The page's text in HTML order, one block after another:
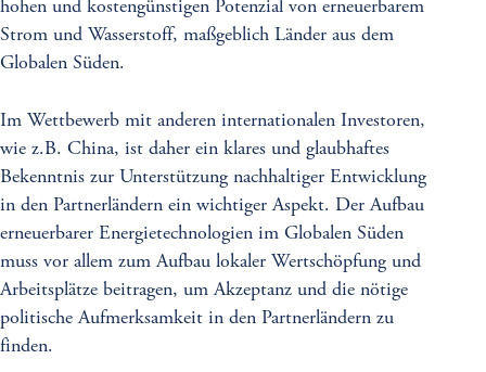
hohen und kostengünstigen Potenzial von erneuerbarem
Strom und Wasserstoff, maßgeblich Länder aus dem
Globalen Süden.
Im Wettbewerb mit anderen internationalen Investoren,
wie z.B. China, ist daher ein klares und glaubhaftes
Bekenntnis zur Unterstützung nachhaltiger Entwicklung
in den Partnerländern ein wichtiger Aspekt. Der Aufbau
erneuerbarer Energietechnologien im Globalen Süden
muss vor allem zum Aufbau lokaler Wertschöpfung und
Arbeitsplätze beitragen, um Akzeptanz und die nötige
politische Aufmerksamkeit in den Partnerländern zu
finden.